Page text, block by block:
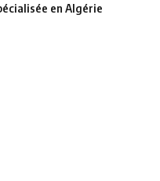
en Algérie